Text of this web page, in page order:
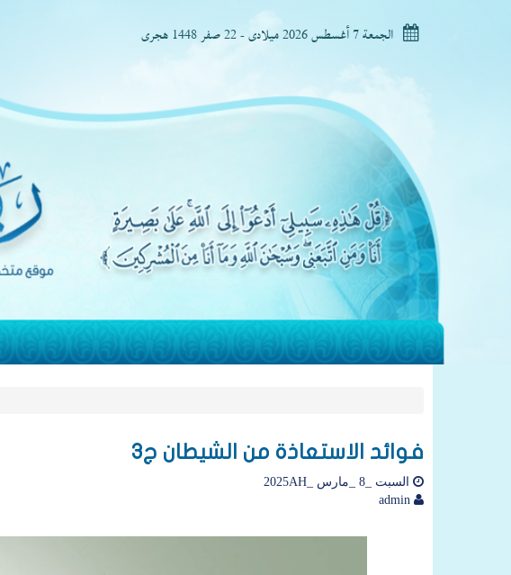
الجمعة 7 أغسطس 2026 ميلادى - 22 صفر 1448 هجرى
فوائد الاستعاذة من الشيطان ج3
السبت _8 _مارس _2025AH